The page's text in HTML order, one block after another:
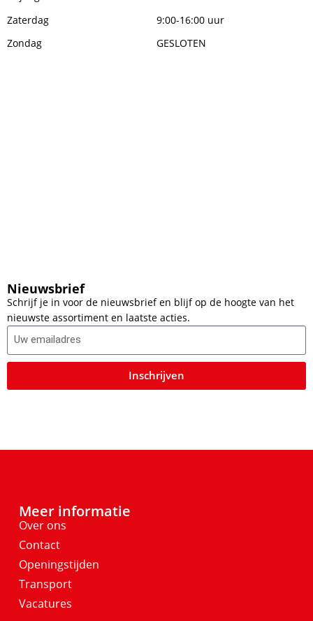
Zaterdag
9:00-16:00 uur
Zondag
GESLOTEN
Nieuwsbrief
Schrijf je in voor de nieuwsbrief en blijf op de hoogte van het
nieuwste assortiment en laatste acties.
Inschrijven
Meer informatie
Over ons
Contact
Openingstijden
Transport
Vacatures